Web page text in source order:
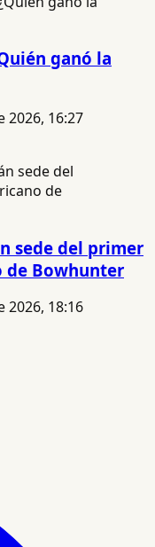
ganó la
2026, 16:27
sede del primer
de Bowhunter
2026, 18:16